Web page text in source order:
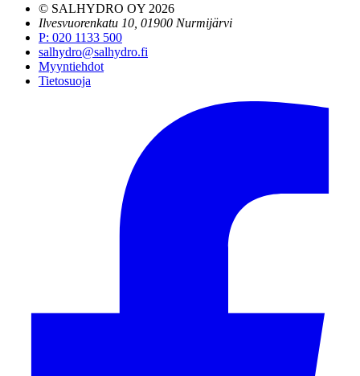
© SALHYDRO OY 2026
Ilvesvuorenkatu 10, 01900 Nurmijärvi
P: 020 1133 500
salhydro@salhydro.fi
Myyntiehdot
Tietosuoja